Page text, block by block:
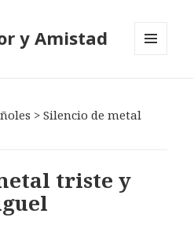
y Amistad
>Silencio de metal
triste y